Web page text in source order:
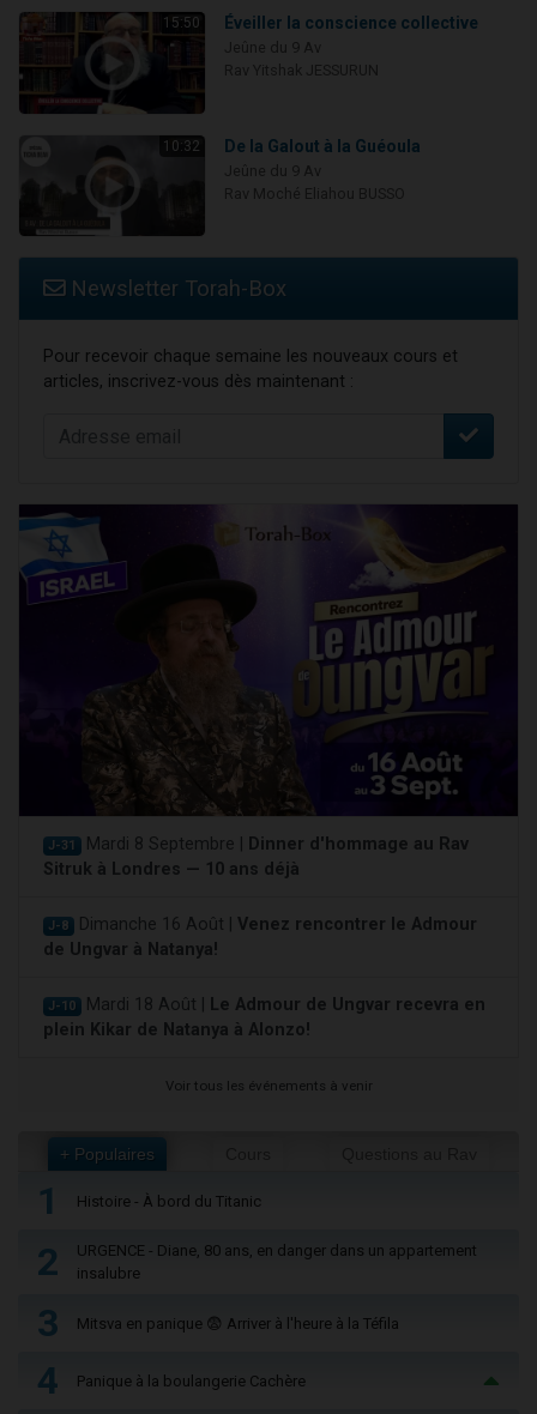
15:50 Éveiller la conscience collective
10:32 De la Galout à la Guéoula
Newsletter Torah-Box
Pour recevoir chaque semaine les nouveaux cours et
articles, inscrivez-vous dès maintenant :
J-31 Mardi 8 Septembre |
Dinner d'hommage au Rav
Sitruk à Londres — 10 ans déjà
J-8 Dimanche 16 Août | Venez rencontrer le Admour
de Ungvar à Natanya!
J-10 Mardi 18 Août |
Le Admour de Ungvar recevra en
plein Kikar de Natanya à Alonzo!
Voir tous les événements à venir
+ Populaires
1 Histoire - À bord du Titanic
2
URGENCE - Diane, 80 ans, en danger dans un appartement
insalubre
3 Mitsva en panique 😨 Arriver à l'heure à la Téfila
4 Panique à la boulangerie Cachère